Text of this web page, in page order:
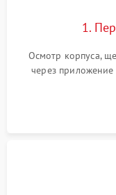
1.
Осмотр корпуса,
через
аккумулятора и
Оценка работы